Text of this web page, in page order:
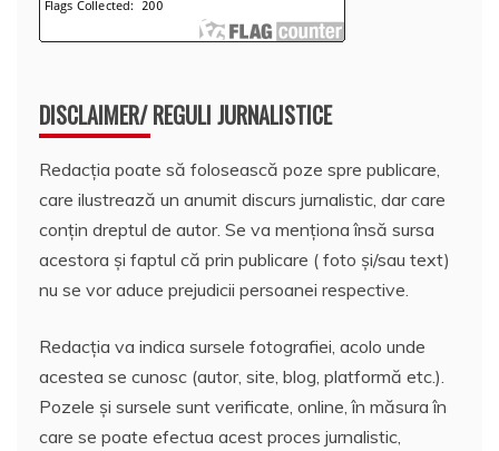
DISCLAIMER/ REGULI JURNALISTICE
Redacția poate să folosească poze spre publicare,
care ilustrează un anumit discurs jurnalistic, dar care
conțin dreptul de autor. Se va menționa însă sursa
acestora și faptul că prin publicare ( foto și/sau text)
nu se vor aduce prejudicii persoanei respective.
Redacția va indica sursele fotografiei, acolo unde
acestea se cunosc (autor, site, blog, platformă etc.).
Pozele și sursele sunt verificate, online, în măsura în
care se poate efectua acest proces jurnalistic,